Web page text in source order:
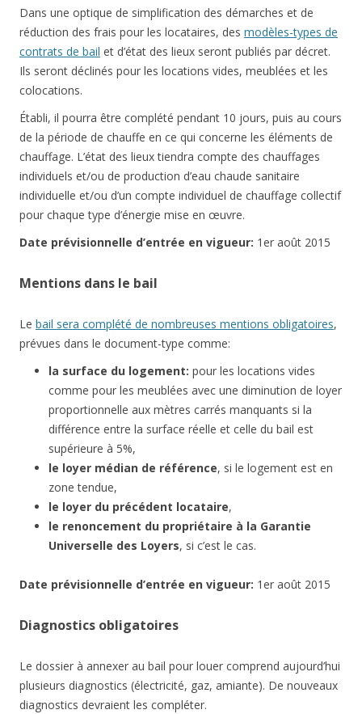
Dans une optique de simplification des démarches et de
réduction des frais pour les locataires, des modèles-types de
contrats de bail et d’état des lieux seront publiés par décret.
Ils seront déclinés pour les locations vides, meublées et les
colocations.
Établi, il pourra être complété pendant 10 jours, puis au cours
de la période de chauffe en ce qui concerne les éléments de
chauffage. L’état des lieux tiendra compte des chauffages
individuels et/ou de production d’eau chaude sanitaire
individuelle et/ou d’un compte individuel de chauffage collectif
pour chaque type d’énergie mise en œuvre.
Date prévisionnelle d’entrée en vigueur: 1er août 2015
Mentions dans le bail
Le bail sera complété de nombreuses mentions obligatoires,
prévues dans le document-type comme:
la surface du logement: pour les locations vides
comme pour les meublées avec une diminution de loyer
proportionnelle aux mètres carrés manquants si la
différence entre la surface réelle et celle du bail est
supérieure à 5%,
le loyer médian de référence, si le logement est en
zone tendue,
le loyer du précédent locataire,
le renoncement du propriétaire à la Garantie
Universelle des Loyers, si c’est le cas.
Date prévisionnelle d’entrée en vigueur: 1er août 2015
Diagnostics obligatoires
Le dossier à annexer au bail pour louer comprend aujourd’hui
plusieurs diagnostics (électricité, gaz, amiante). De nouveaux
diagnostics devraient les compléter.